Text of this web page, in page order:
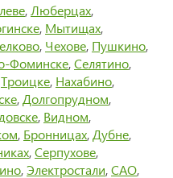
, Люберцах,
, Мытищах,
, Чехове, Пушкино,
Фоминске,Селятино,
Троицке, Нахабино,
, Долгопрудном,
, Видном,
, Бронницах, Дубне,
,Серпухове,
,Электростали,САО,